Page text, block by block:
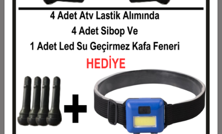
1
2.050,00 TL
2.050,00 TL
1.025,00 TL
2.050,00 TL
731,17 TL
2.193,50 TL
558,63 TL
2.275,50 TL
6
386,08 TL
2.316,50 TL
7
336,79 TL
2.357,50 TL
8
299,81 TL
2.398,50 TL